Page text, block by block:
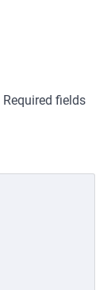
Required fields